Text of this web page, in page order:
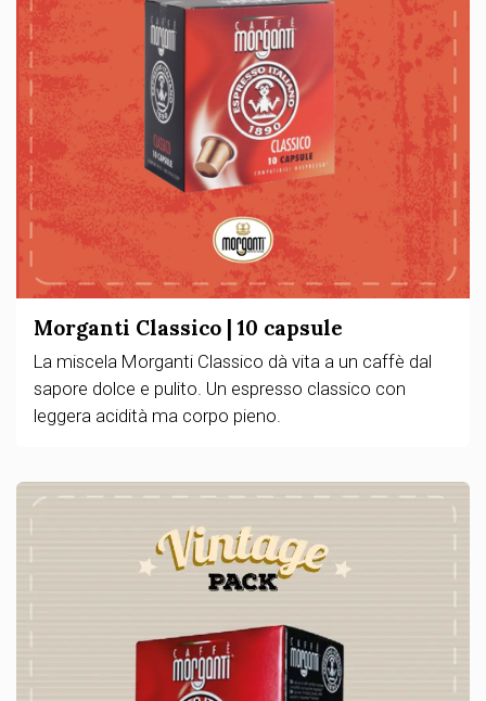
Morganti Classico | 10 capsule
La miscela Morganti Classico dà vita a un caffè dal
sapore dolce e pulito. Un espresso classico con
leggera acidità ma corpo pieno.